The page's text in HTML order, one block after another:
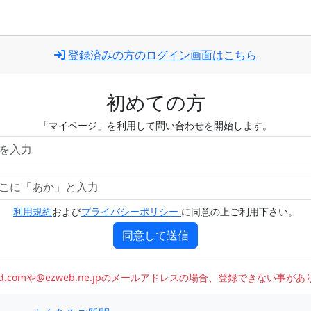
登録済みの方のログイン画面はこちら
初めての方
「マイページ」を利用して問い合わせを開始します。
利用規約およびプライバシーポリシー に同意の上ご利用下さい。
同意して送信
や@ezweb.ne.jpのメールアドレスの場合、登録できない事があ